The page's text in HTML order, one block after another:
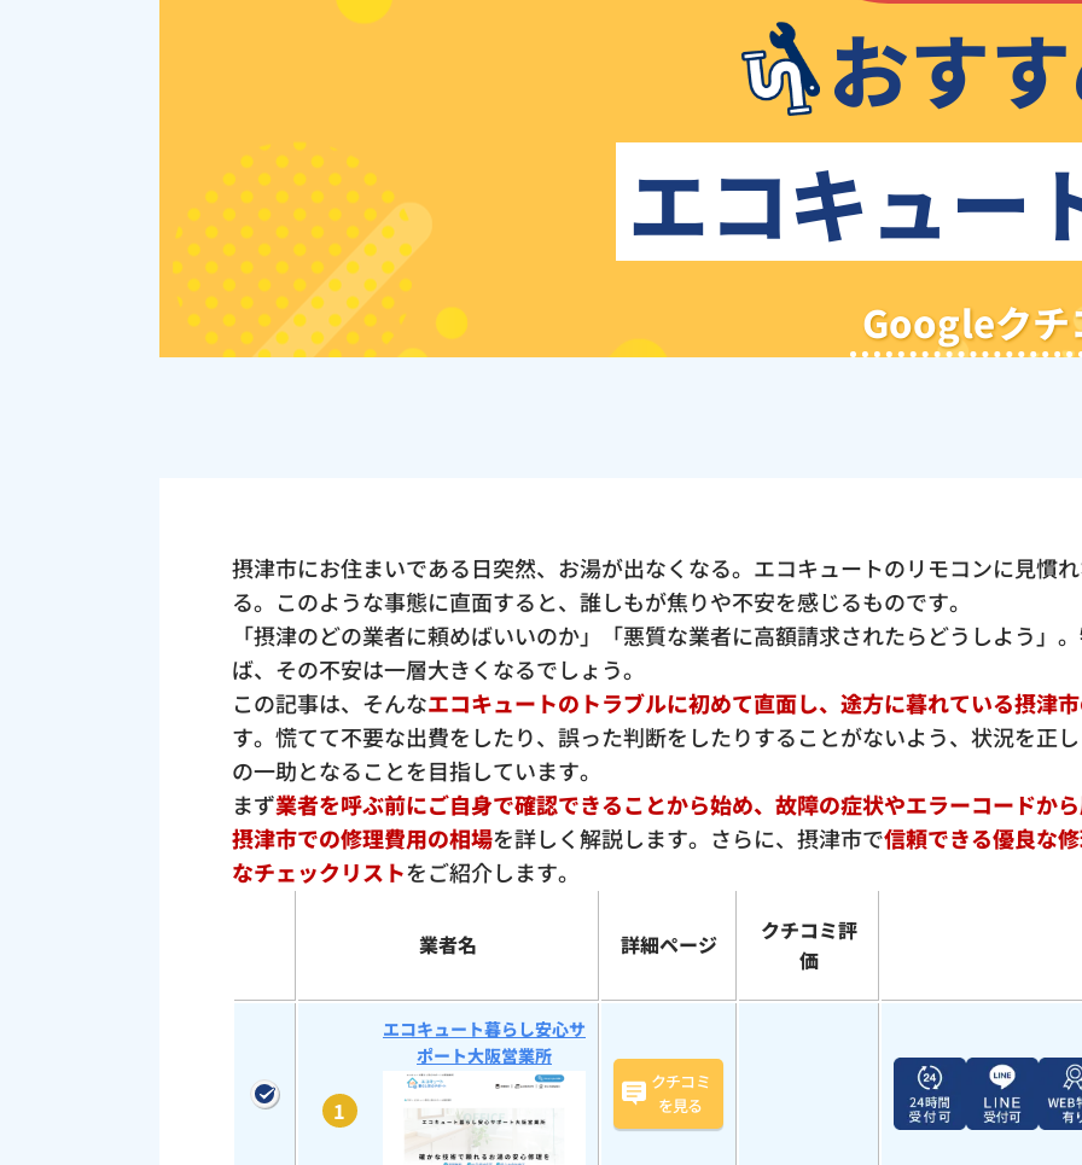
おす
エコキュー
Googleクチ
摂津市にお住まいである日突然、お湯が出なくなる。エコキュートのリモコンに見慣
る。このような事態に直面すると、誰しもが焦りや不安を感じるものです。
「摂津のどの業者に頼めばいいのか」「悪質な業者に高額請求されたらどうしよう」
ば、その不安は一層大きくなるでしょう。
この記事は、そんなエコキュートのトラブルに初めて直面し、途方に暮れている摂津
す。慌てて不要な出費をしたり、誤った判断をしたりすることがないよう、状況を正
の一助となることを目指しています。
まず業者を呼ぶ前にご自身で確認できることから始め、故障の症状やエラーコードか
摂津市での修理費用の相場を詳しく解説します。さらに、摂津市で信頼できる優良な
なチェックリストをご紹介します。
業者名 詳細ページ
クチコミ評
価
1
エコキュート暮らし安心サ
ポート大阪営業所
クチコミ
を見る